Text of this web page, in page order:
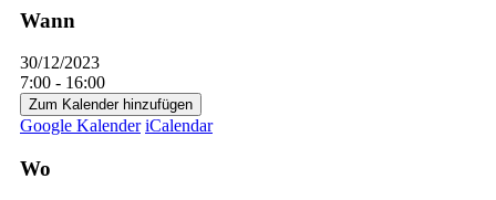
Wann
30/12/2023
7:00 - 16:00
Zum Kalender hinzufügen
Google Kalender iCalendar
Wo